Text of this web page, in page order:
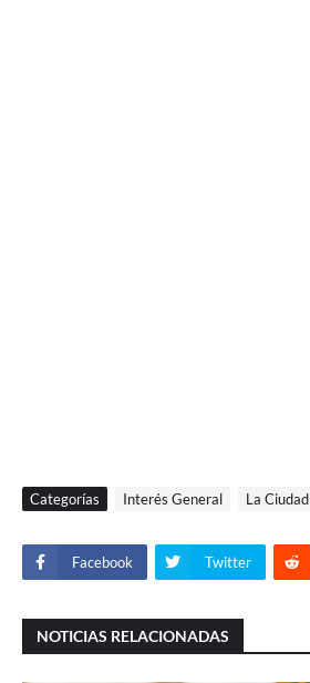
Categorías Interés General La Ciudad
Facebook Twitter
NOTICIAS RELACIONADAS